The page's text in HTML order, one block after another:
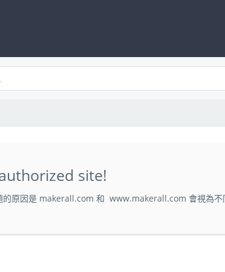
site!
的原因是 makerall.com 和 www.makerall.com 會視為不